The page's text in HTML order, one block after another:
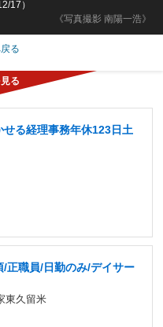
《写真撮影 南陽一浩》
17）
る
る経理事務年休123日土
/正職員/日勤のみ/デイサー
東久留米